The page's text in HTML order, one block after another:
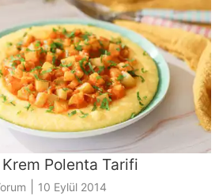
Krem Polenta Tarifi
10 Eylül 2014